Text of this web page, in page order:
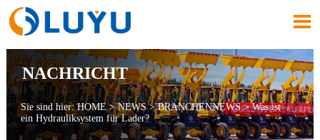

NACHRICHT
Sie sind hier:HOME>NEWS>BRANCHENNEWS>Was ist
ein Hydrauliksystem für Lader?